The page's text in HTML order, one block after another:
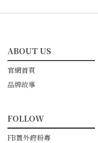
ABOUT US
━━━━━━━━━━━
官網首頁
品牌故事
FOLLOW
━━━━━━━━━━━
FB買外府粉專